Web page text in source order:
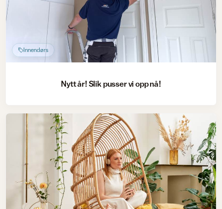
Innendørs
Nytt år! Slik pusser vi opp nå!